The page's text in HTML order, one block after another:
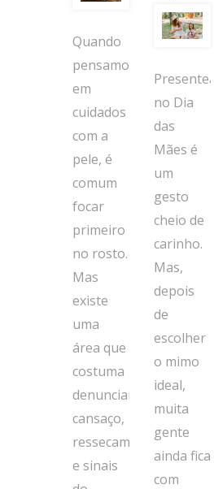
Quando
pensamos
em
cuidados
com a
pele, é
comum
focar
primeiro
no rosto.
Mas
existe
uma
área que
costuma
denunciar
cansaço,
ressecamento
e sinais
Presentear
no Dia
das
Mães é
um
gesto
cheio de
carinho.
Mas,
depois
de
escolher
o mimo
ideal,
muita
gente
ainda fica
com